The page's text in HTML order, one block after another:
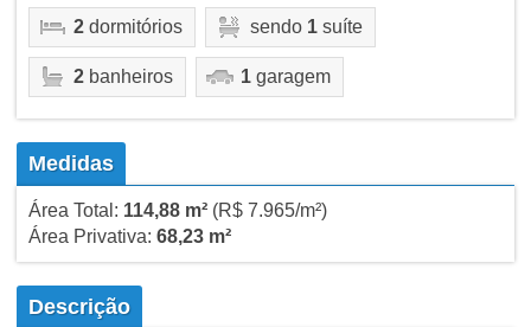
2dormitórios sendo 1suíte
2banheiros 1garagem
Medidas
Área Total: 114,88 m²(R$ 7.965/m²)
Área Privativa: 68,23 m²
Descrição